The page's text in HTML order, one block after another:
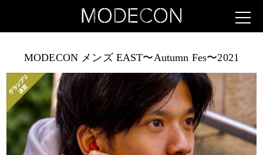
MODECON メンズ EAST〜Autumn Fes〜2021